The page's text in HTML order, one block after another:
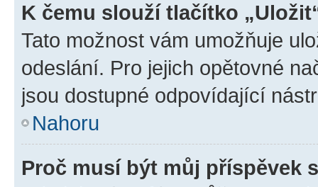
K čemu slouží tlačítko
Tato možnost vám umožňuje
odeslání. Pro jejich opětovné
jsou dostupné odpovídající
Nahoru
Proč musí být můj příspěvek